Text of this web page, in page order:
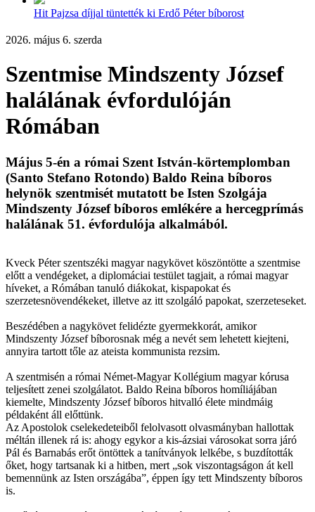
Hit Pajzsa díjjal tüntették ki Erdő Péter bíborost
2026. május 6. szerda
Szentmise Mindszenty József
halálának évfordulóján
Rómában
Május 5-én a római Szent István-körtemplomban
(Santo Stefano Rotondo) Baldo Reina bíboros
helynök szentmisét mutatott be Isten Szolgája
Mindszenty József bíboros emlékére a hercegprímás
halálának 51. évfordulója alkalmából.
Kveck Péter szentszéki magyar nagykövet köszöntötte a szentmise
előtt a vendégeket, a diplomáciai testület tagjait, a római magyar
híveket, a Rómában tanuló diákokat, kispapokat és
szerzetesnövendékeket, illetve az itt szolgáló papokat, szerzeteseket.
Beszédében a nagykövet felidézte gyermekkorát, amikor
Mindszenty József bíborosnak még a nevét sem lehetett kiejteni,
annyira tartott tőle az ateista kommunista rezsim.
A szentmisén a római Német-Magyar Kollégium magyar kórusa
teljesített zenei szolgálatot. Baldo Reina bíboros homíliájában
kiemelte, Mindszenty József bíboros hitvalló élete mindmáig
példaként áll előttünk.
Az Apostolok cselekedeteiből felolvasott olvasmányban hallottak
méltán illenek rá is: ahogy egykor a kis-ázsiai városokat sorra járó
Pál és Barnabás erőt öntöttek a tanítványok lelkébe, s buzdították
őket, hogy tartsanak ki a hitben, mert „sok viszontagságon át kell
bemennünk az Isten országába”, éppen így tett Mindszenty bíboros
is.